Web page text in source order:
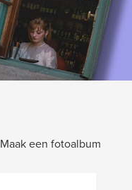
Maak een fotoalbum